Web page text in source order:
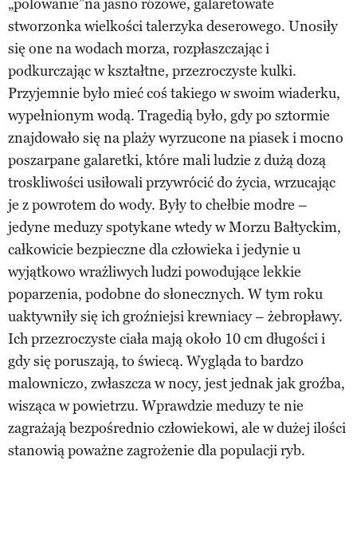
„polowanie”na jasno różowe, galaretowate
stworzonka wielkości talerzyka deserowego. Unosiły
się one na wodach morza, rozpłaszczając i
podkurczając w kształtne, przezroczyste kulki.
Przyjemnie było mieć coś takiego w swoim wiaderku,
wypełnionym wodą. Tragedią było, gdy po sztormie
znajdowało się na plaży wyrzucone na piasek i mocno
poszarpane galaretki, które mali ludzie z dużą dozą
troskliwości usiłowali przywrócić do życia, wrzucając
je z powrotem do wody. Były to chełbie modre –
jedyne meduzy spotykane wtedy w Morzu Bałtyckim,
całkowicie bezpieczne dla człowieka i jedynie u
wyjątkowo wrażliwych ludzi powodujące lekkie
poparzenia, podobne do słonecznych. W tym roku
uaktywniły się ich groźniejsi krewniacy – żebropławy.
Ich przezroczyste ciała mają około 10 cm długości i
gdy się poruszają, to świecą. Wygląda to bardzo
malowniczo, zwłaszcza w nocy, jest jednak jak groźba,
wisząca w powietrzu. Wprawdzie meduzy te nie
zagrażają bezpośrednio człowiekowi, ale w dużej ilości
stanowią poważne zagrożenie dla populacji ryb.